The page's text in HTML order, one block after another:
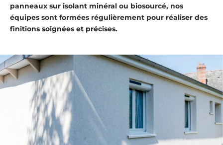
panneaux sur isolant minéral ou biosourcé, nos
équipes sont formées régulièrement pour réaliser des
finitions soignées et précises.